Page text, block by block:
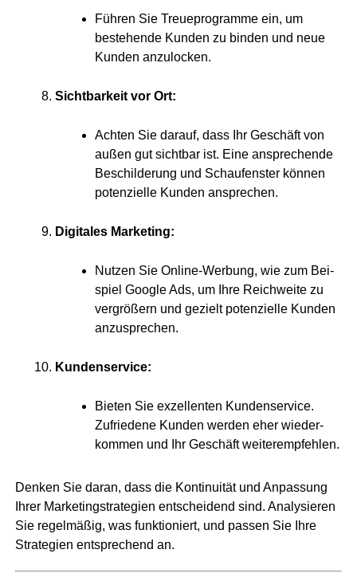
Füh­ren Sie Treue­pro­gram­me ein, um
bestehen­de Kun­den zu bin­den und neue
Kun­den anzulocken.
Sicht­bar­keit vor Ort:
Ach­ten Sie dar­auf, dass Ihr Geschäft von
außen gut sicht­bar ist. Eine anspre­chen­de
Beschil­de­rung und Schau­fens­ter kön­nen
poten­zi­el­le Kun­den ansprechen.
Digi­ta­les Marketing:
Nut­zen Sie Online-Wer­bung, wie zum Bei­
spiel Goog­le Ads, um Ihre Reich­wei­te zu
ver­grö­ßern und gezielt poten­zi­el­le Kun­den
anzusprechen.
Kun­den­ser­vice:
Bie­ten Sie exzel­len­ten Kun­den­ser­vice.
Zufrie­de­ne Kun­den wer­den eher wie­der­
kom­men und Ihr Geschäft weiterempfehlen.
Den­ken Sie dar­an, dass die Kon­ti­nui­tät und Anpas­sung
Ihrer Mar­ke­ting­stra­te­gien ent­schei­dend sind. Ana­ly­sie­ren
Sie regel­mä­ßig, was funk­tio­niert, und pas­sen Sie Ihre
Stra­te­gien ent­spre­chend an.